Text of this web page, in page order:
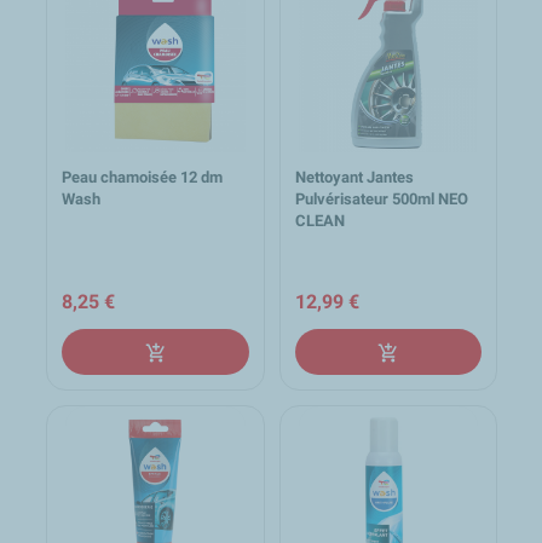
Peau chamoisée 12 dm
Wash
8,25 €
add_shopping_cart
Nettoyant Jantes
Pulvérisateur 500ml NEO
CLEAN
12,99 €
add_shopping_cart